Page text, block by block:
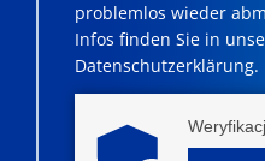
problemlos wieder
Infos finden Sie in
Datenschutzerklärung.